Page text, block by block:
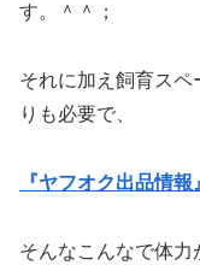
す。＾＾；
それに加え飼育スペ
りも必要で、
『ヤフオク出品情報
そんなこんなで体